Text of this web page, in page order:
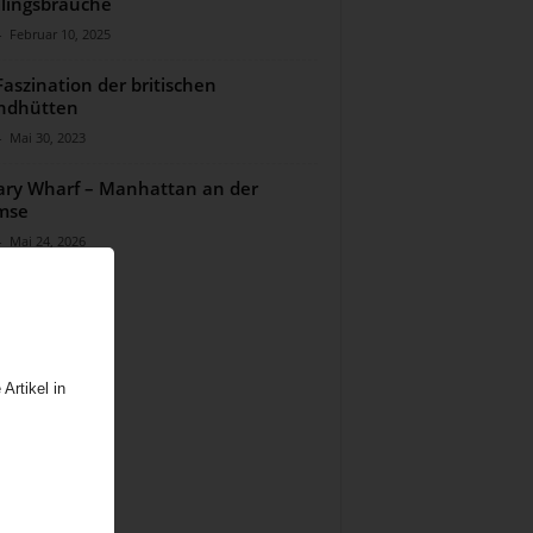
- Februar 10, 2025
der britischen
- Mai 30, 2023
Wharf – Manhattan an der
- Mai 24, 2026
Artikel in